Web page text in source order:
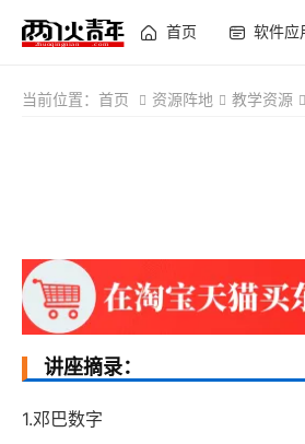
首页 软件应
当前位置： 首页 资源阵地 教学资源
讲座摘录：
1.邓巴数字